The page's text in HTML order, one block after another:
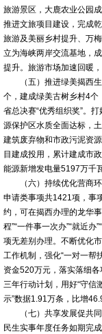
旅游景区，大鹿农业公园
推进文旅项目建设，完成
旅游及美丽乡村提升、万
立为海峡两岸交流基地，
提升。旅游市场加速回暖
（五）推进绿美揭西生
个，建成绿美古树乡村4个
省总决赛“优秀组织奖”。
源保护区水质全面达标，
建筑废弃物和市政污泥资
目建成投用，累计建成市
能源新增发电量5197万千
（六）持续优化营商环
申请类事项共1421项，事
约，可在揭西办理的龙华
程”“一件事一次办”“就近
项无差别办理。不断优化
工作机制，强化“一对一帮
资金520万元，落实落细
三年行动计划，用好“守信
示”数据1.91万条，比增
（七）共享发展促共同
民生实事年度任务如期完